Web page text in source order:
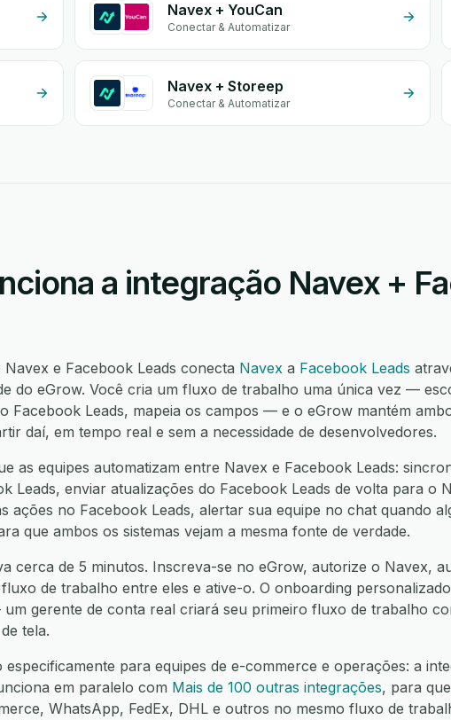
Navex + YouCan
Conectar & Automatizar
Navex + Storeep
Conectar & Automatizar
a integração Navex +
e Facebook Leads conecta Navex a Facebook Leads
do eGrow. Você cria um fluxo de trabalho uma única vez —
Facebook Leads, mapeia os campos — e o eGrow mantém
daí, em tempo real e sem a necessidade de desenvolvedores.
as equipes automatizam entre Navex e Facebook Leads:
Leads, enviar atualizações do Facebook Leads de volta para o
ações no Facebook Leads, alertar sua equipe no chat quando
que ambos os sistemas vejam a mesma fonte de verdade.
cerca de 5 minutos. Inscreva-se no eGrow, autorize o Navex,
de trabalho entre eles e ative-o. O onboarding
gerente de conta real criará seu primeiro fluxo de trabalho
tela.
especificamente para equipes de e-commerce e operações: a
em paralelo com Mais de 100 outras integrações, para
WhatsApp, FedEx, DHL e outros no mesmo fluxo de